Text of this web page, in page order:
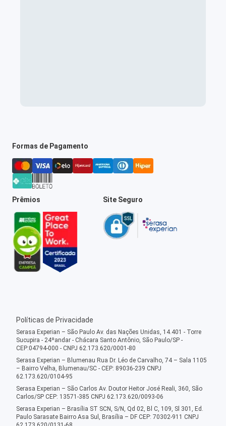
Formas de Pagamento
Prêmios Site Seguro
Políticas de Privacidade
Serasa Experian – São Paulo Av. das Nações Unidas, 14.401 - Torre
Sucupira - 24ºandar - Chácara Santo Antônio, São Paulo/SP -
CEP:04794-000 - CNPJ 62.173.620/0001-80
Serasa Experian – Blumenau Rua Dr. Léo de Carvalho, 74 – Sala 1105
– Bairro Velha, Blumenau/SC - CEP: 89036-239 CNPJ
62.173.620/0104-95
Serasa Experian – São Carlos Av. Doutor Heitor José Reali, 360, São
Carlos/SP CEP: 13571-385 CNPJ 62.173.620/0093-06
Serasa Experian – Brasília ST SCN, S/N, Qd 02, Bl C, 109, Sl 301, Ed.
Paulo Sarasate Bairro Asa Sul, Brasília – DF CEP: 70302-911 CNPJ